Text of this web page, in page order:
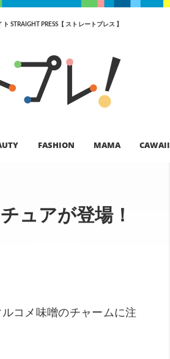
STRAIGHT PRESS【 ストレートプレス 】
FASHION MAMA CAWAII
ュアが登場！
コメ味噌のチャームに注